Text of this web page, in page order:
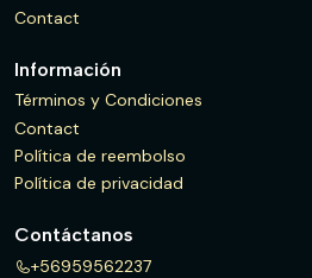
Contact
Información
Términos y Condiciones
Contact
Política de reembolso
Política de privacidad
Contáctanos
+56959562237